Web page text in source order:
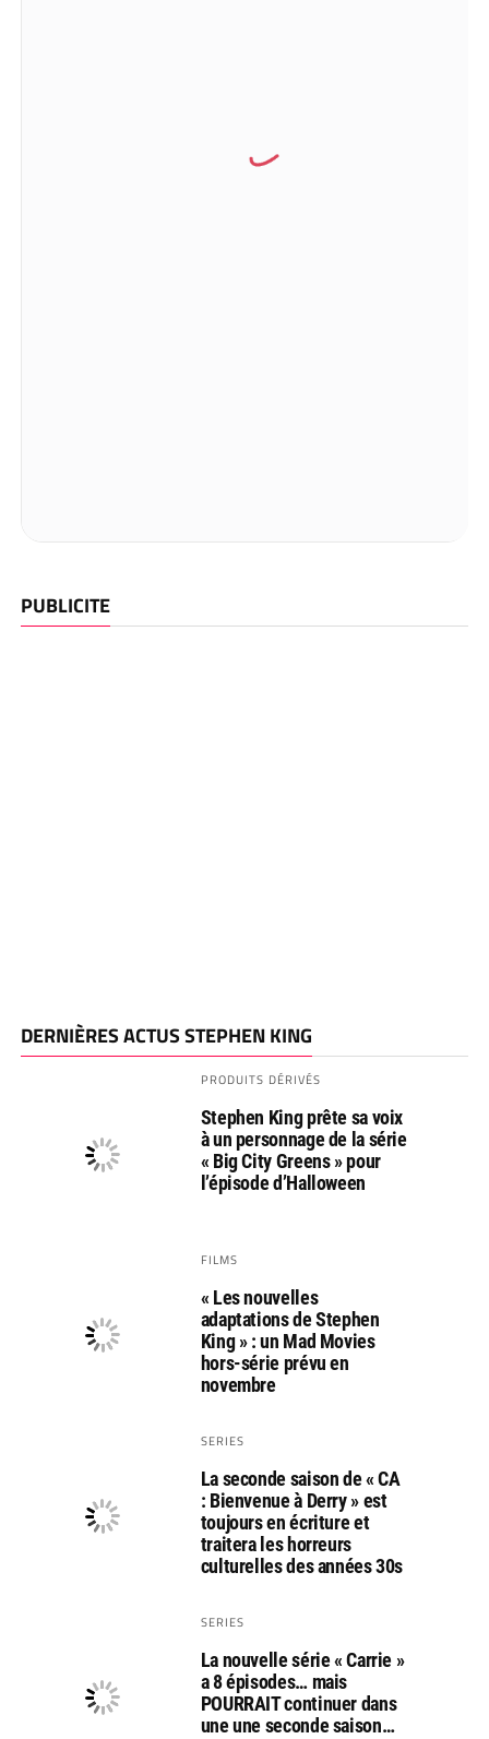
PUBLICITE
DERNIÈRES ACTUS STEPHEN KING
PRODUITS DÉRIVÉS
Stephen King prête sa voix
à un personnage de la série
« Big City Greens » pour
l’épisode d’Halloween
FILMS
« Les nouvelles
adaptations de Stephen
King » : un Mad Movies
hors-série prévu en
novembre
SERIES
La seconde saison de « CA
: Bienvenue à Derry » est
toujours en écriture et
traitera les horreurs
culturelles des années 30s
SERIES
La nouvelle série « Carrie »
a 8 épisodes… mais
POURRAIT continuer dans
une une seconde saison…